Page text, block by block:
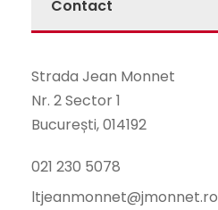
Contact
Strada Jean Monnet
Nr. 2 Sector 1
București, 014192
021 230 5078
ltjeanmonnet@jmonnet.ro